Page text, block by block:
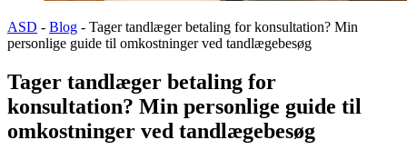
ASD - Blog - Tager tandlæger betaling for konsultation? Min
personlige guide til omkostninger ved tandlægebesøg
Tager tandlæger betaling for
konsultation? Min personlige guide til
omkostninger ved tandlægebesøg